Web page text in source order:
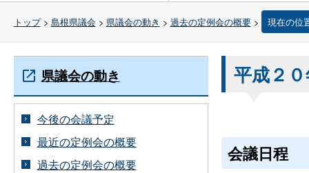
トップ> 島根県議会 > 県議会の動き > 過去の定例会の概要> 現在の位
平成２
会議日程
県議会の動き
今後の会議予定
最近の定例会の概要
過去の定例会の概要